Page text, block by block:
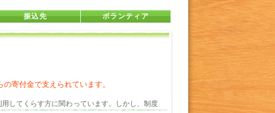
振込先 ボランティア
寄付金で支えられています。
してくらす方に関わっています。しかし、制度